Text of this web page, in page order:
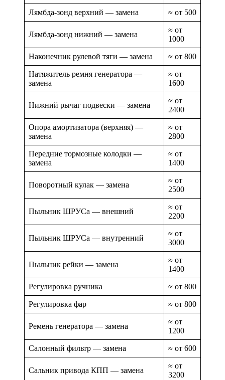
Лямбда-зонд верхний — замена ≈ от 500
Лямбда-зонд нижний — замена
≈ от
1000
Наконечник рулевой тяги — замена ≈ от 800
Натяжитель ремня генератора —
замена
≈ от
1600
Нижний рычаг подвески — замена
≈ от
2400
Опора амортизатора (верхняя) —
замена
≈ от
2800
Передние тормозные колодки —
замена
≈ от
1400
Поворотный кулак — замена
≈ от
2500
Пыльник ШРУСа — внешний
≈ от
2200
Пыльник ШРУСа — внутренний
≈ от
3000
Пыльник рейки — замена
≈ от
1400
Регулировка ручника ≈ от 800
Регулировка фар ≈ от 800
Ремень генератора — замена
≈ от
1200
Салонный фильтр — замена ≈ от 600
Сальник привода КПП — замена
≈ от
3200